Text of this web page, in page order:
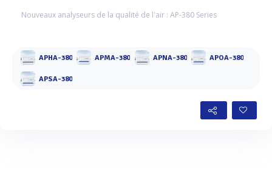
Nouveaux analyseurs de la qualité de l'air : AP-380 Series
APHA-380 APMA-380 APNA-380 APOA-380
APSA-380